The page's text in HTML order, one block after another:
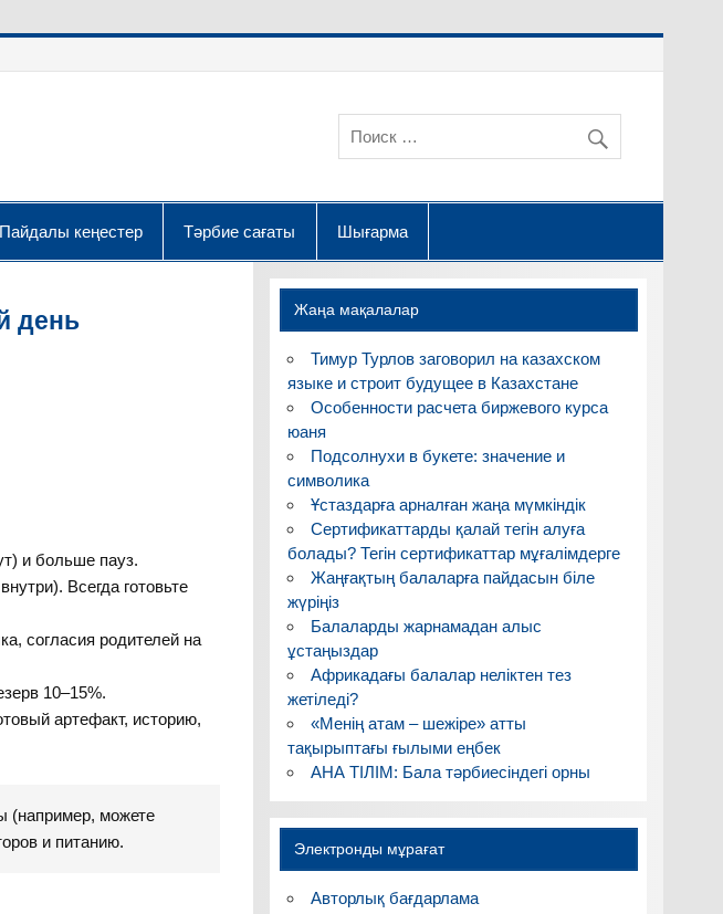
Пайдалы кеңестер Тәрбие сағаты Шығарма
день
и больше пауз.
Всегда готовьте
согласия родителей на
10–15%.
артефакт, историю,
(например, можете
и питанию.
Жаңа мақалалар
Тимур Турлов заговорил на казахском
языке и строит будущее в Казахстане
Особенности расчета биржевого курса
юаня
Подсолнухи в букете: значение и
символика
Ұстаздарға арналған жаңа мүмкіндік
Сертификаттарды қалай тегін алуға
болады? Тегін сертификаттар мұғалімдерге
Жаңғақтың балаларға пайдасын біле
жүріңіз
Балаларды жарнамадан алыс
ұстаңыздар
Африкадағы балалар неліктен тез
жетіледі?
«Менің атам – шежіре» атты
тақырыптағы ғылыми еңбек
АНА ТІЛІМ: Бала тәрбиесіндегі орны
Электронды мұрағат
Авторлық бағдарлама